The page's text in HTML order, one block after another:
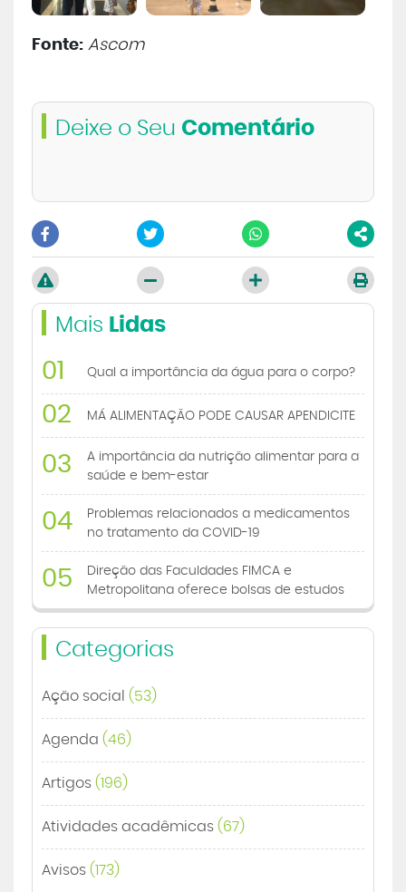
Fonte: Ascom
Deixe o Seu Comentário
Mais Lidas
01 Qual a importância da água para o corpo?
02 MÁ ALIMENTAÇÃO PODE CAUSAR APENDICITE
03
A importância da nutrição alimentar para a
saúde e bem-estar
04
Problemas relacionados a medicamentos
no tratamento da COVID-19
05
Direção das Faculdades FIMCA e
Metropolitana oferece bolsas de estudos
Categorias
Ação social (53)
Agenda (46)
Artigos (196)
Atividades acadêmicas (67)
Avisos (173)